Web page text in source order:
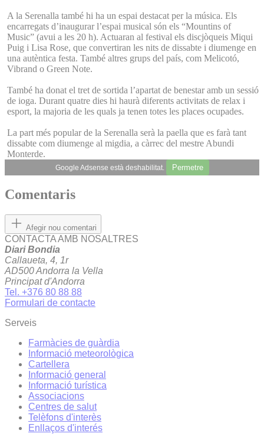
A la Serenalla també hi ha un espai destacat per la música. Els
encarregats d’inaugurar l’espai musical són els “Mountins of
Music” (avui a les 20 h). Actuaran al festival els discjòqueis Miqui
Puig i Lisa Rose, que convertiran les nits de dissabte i diumenge en
una autèntica festa. També altres grups del país, com Melicotó,
Vibrand o Green Note.
També ha donat el tret de sortida l’apartat de benestar amb un sessió
de ioga. Durant quatre dies hi haurà diferents activitats de relax i
esport, la majoria de les quals ja tenen totes les places ocupades.
La part més popular de la Serenalla serà la paella que es farà tant
dissabte com diumenge al migdia, a càrrec del mestre Abundi
Monterde.
Google Adsense està deshabilitat. Permetre
Comentaris
Afegir nou comentari
CONTACTA AMB NOSALTRES
Diari Bondia
Callaueta, 4, 1r
AD500 Andorra la Vella
Principat d'Andorra
Tel. +376 80 88 88
Formulari de contacte
Serveis
Farmàcies de guàrdia
Informació meteorològica
Cartellera
Informació general
Informació turística
Associacions
Centres de salut
Telèfons d'interès
Enllaços d'interés